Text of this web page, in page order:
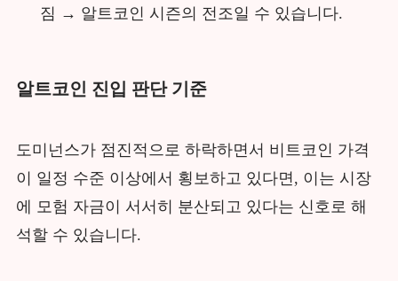
짐 → 알트코인 시즌의 전조일 수 있습니다.
알트코인 진입 판단 기준
도미넌스가 점진적으로 하락하면서 비트코인 가격
이 일정 수준 이상에서 횡보하고 있다면, 이는 시장
에 모험 자금이 서서히 분산되고 있다는 신호로 해
석할 수 있습니다.